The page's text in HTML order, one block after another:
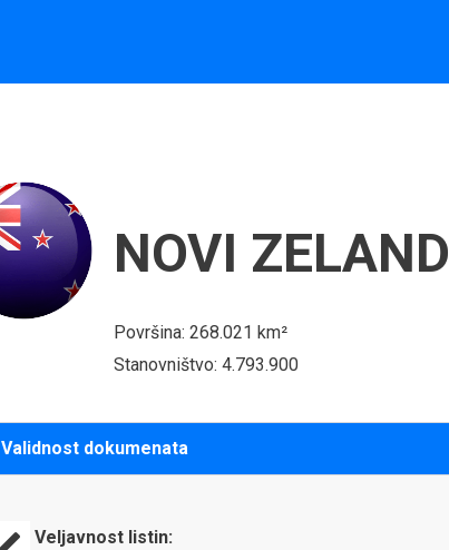
NOVI ZELAND
Površina: 268.021 km²
Stanovništvo: 4.793.900
Validnost dokumenata
Veljavnost listin: